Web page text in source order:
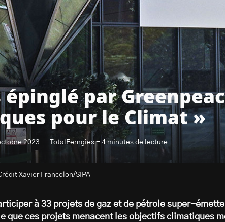
épinglé par
pour le Climat »
2023 — TotalEerngies - 4 minutes de lecture
Xavier Francolon/SIPA
à 33 projets de gaz et de pétrole super-
que ces projets menacent les objectifs climatiques